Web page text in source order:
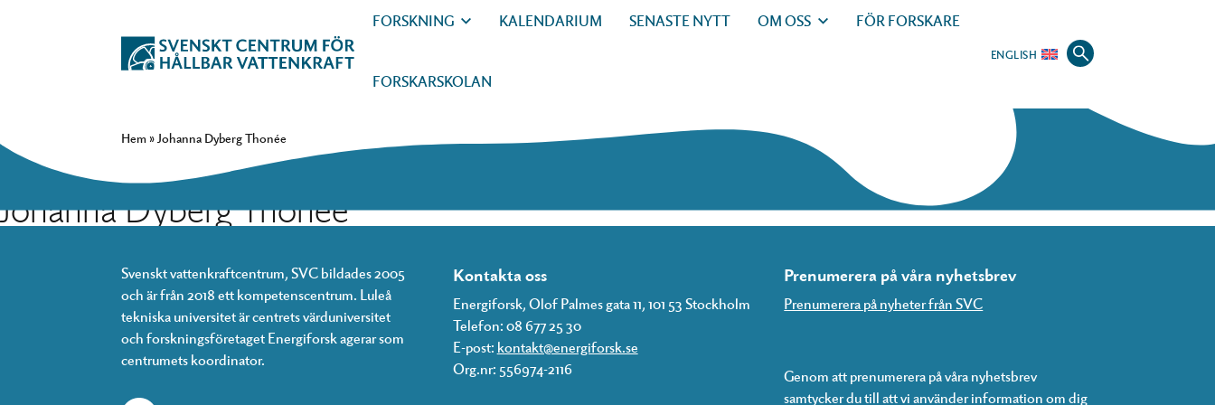
FORSKNING KALENDARIUM SENASTE NYTT OM OSS FÖR FORSKARE
FORSKARSKOLAN
ENGLISH
Hem»Johanna Dyberg Thonée
Johanna Dyberg Thonée
Svenskt vattenkraftcentrum, SVC bildades 2005
och är från 2018 ett kompetenscentrum. Luleå
tekniska universitet är centrets värduniversitet
och forskningsföretaget Energiforsk agerar som
centrumets koordinator.
Kontakta oss
Energiforsk, Olof Palmes gata 11, 101 53 Stockholm
Telefon: 08 677 25 30
E-post: kontakt@energiforsk.se
Org.nr: 556974-2116
Prenumerera på våra nyhetsbrev
Prenumerera på nyheter från SVC
Genom att prenumerera på våra nyhetsbrev
samtycker du till att vi använder information om dig